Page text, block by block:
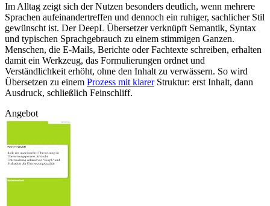
Im Alltag zeigt sich der Nutzen besonders deutlich, wenn mehrere
Sprachen aufeinandertreffen und dennoch ein ruhiger, sachlicher Stil
gewünscht ist. Der DeepL Übersetzer verknüpft Semantik, Syntax
und typischen Sprachgebrauch zu einem stimmigen Ganzen.
Menschen, die E-Mails, Berichte oder Fachtexte schreiben, erhalten
damit ein Werkzeug, das Formulierungen ordnet und
Verständlichkeit erhöht, ohne den Inhalt zu verwässern. So wird
Übersetzen zu einem Prozess mit klarerStruktur: erst Inhalt, dann
Ausdruck, schließlich Feinschliff.
Angebot